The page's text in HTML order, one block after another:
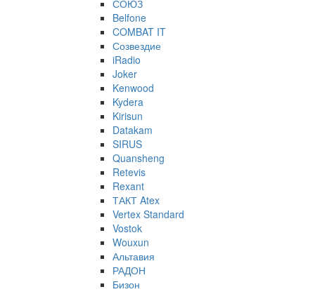
СОЮЗ
Belfone
COMBAT IT
Созвездие
iRadio
Joker
Kenwood
Kydera
Kirisun
Datakam
SIRUS
Quansheng
Retevis
Rexant
ТАКТ Atex
Vertex Standard
Vostok
Wouxun
Альтавия
РАДОН
Бизон